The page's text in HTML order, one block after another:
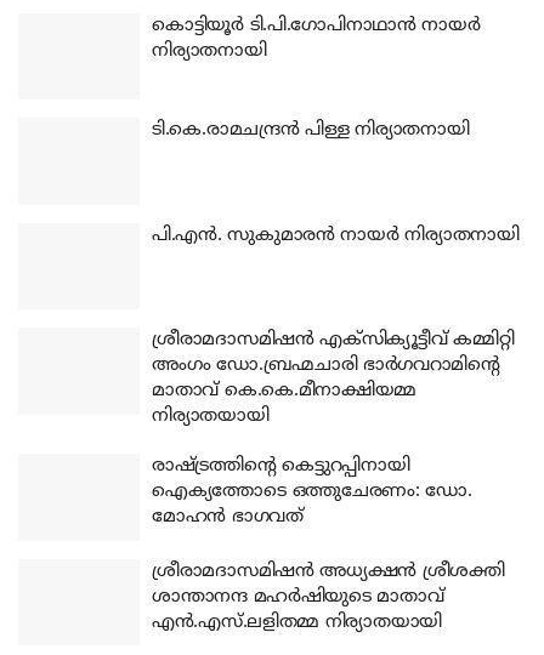
കൊട്ടിയൂര്‍ ടി.പി.ഗോപിനാഥാന്‍ നായര്‍
നിര്യാതനായി
ടി.കെ.രാമചന്ദ്രന്‍ പിള്ള നിര്യാതനായി
പി.എന്‍. സുകുമാരന്‍ നായര്‍ നിര്യാതനായി
ശ്രീരാമദാസമിഷന്‍ എക്‌സിക്യൂട്ടീവ് കമ്മിറ്റി
അംഗം ഡോ.ബ്രഹ്മചാരി ഭാര്‍ഗവറാമിന്റെ
മാതാവ് കെ.കെ.മീനാക്ഷിയമ്മ
നിര്യാതയായി
രാഷ്ട്രത്തിന്റെ കെട്ടുറപ്പിനായി
ഐക്യത്തോടെ ഒത്തുചേരണം: ഡോ.
മോഹന്‍ ഭാഗവത്
ശ്രീരാമദാസമിഷന്‍ അധ്യക്ഷന്‍ ശ്രീശക്തി
ശാന്താനന്ദ മഹര്‍ഷിയുടെ മാതാവ്
എന്‍.എസ്.ലളിതമ്മ നിര്യാതയായി